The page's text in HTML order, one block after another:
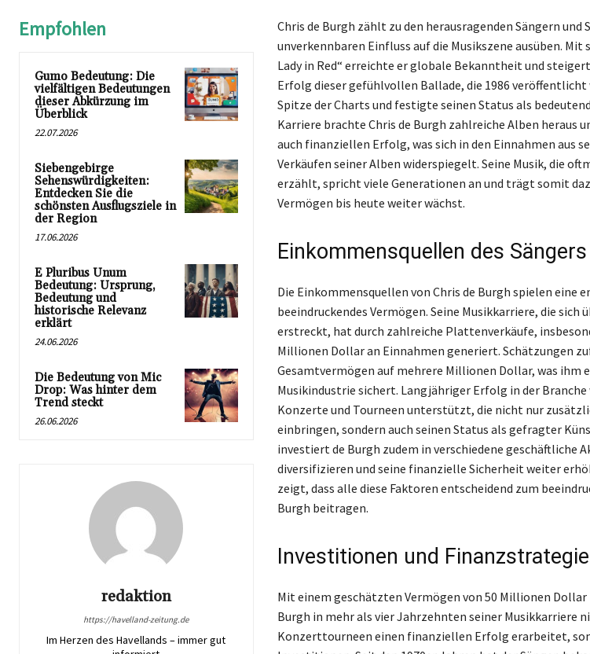
Empfohlen
Gumo Bedeutung: Die
vielfältigen Bedeutungen
dieser Abkürzung im
Überblick
22.07.2026
Siebengebirge
Sehenswürdigkeiten:
Entdecken Sie die
schönsten Ausflugsziele in
der Region
17.06.2026
E Pluribus Unum
Bedeutung: Ursprung,
Bedeutung und
historische Relevanz
erklärt
24.06.2026
Die Bedeutung von Mic
Drop: Was hinter dem
Trend steckt
26.06.2026
redaktion
https://havelland-zeitung.de
Im Herzen des Havellands – immer gut
Chris de Burgh zählt zu den herausragenden Sängern und
unverkennbaren Einfluss auf die Musikszene ausüben. Mit
Lady in Red“ erreichte er globale Bekanntheit und
Erfolg dieser gefühlvollen Ballade, die 1986
Spitze der Charts und festigte seinen Status als
Karriere brachte Chris de Burgh zahlreiche Alben heraus
auch finanziellen Erfolg, was sich in den Einnahmen aus
Verkäufen seiner Alben widerspiegelt. Seine Musik, die
erzählt, spricht viele Generationen an und trägt somit
Vermögen bis heute weiter wächst.
Einkommensquellen des Sängers
Die Einkommensquellen von Chris de Burgh spielen eine
beeindruckendes Vermögen. Seine Musikkarriere, die sich
erstreckt, hat durch zahlreiche Plattenverkäufe,
Millionen Dollar an Einnahmen generiert. Schätzungen
Gesamtvermögen auf mehrere Millionen Dollar, was ihm
Musikindustrie sichert. Langjähriger Erfolg in der
Konzerte und Tourneen unterstützt, die nicht nur
einbringen, sondern auch seinen Status als gefragter
investiert de Burgh zudem in verschiedene geschäftliche
diversifizieren und seine finanzielle Sicherheit weiter
zeigt, dass alle diese Faktoren entscheidend zum
Burgh beitragen.
Investitionen und
Mit einem geschätzten Vermögen von 50 Millionen Dollar
Burgh in mehr als vier Jahrzehnten seiner Musikkarriere
Konzerttourneen einen finanziellen Erfolg erarbeitet,